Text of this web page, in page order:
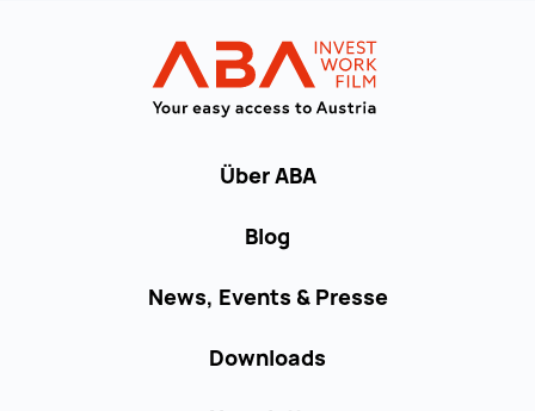
Über ABA
Blog
News, Events & Presse
Downloads